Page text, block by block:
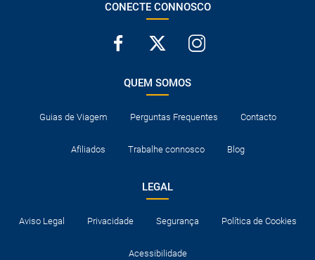
CONECTE CONNOSCO
QUEM SOMOS
Guias de Viagem Perguntas Frequentes Contacto
Afiliados Trabalhe connosco Blog
LEGAL
Aviso Legal Privacidade Segurança Política de Cookies
Acessibilidade